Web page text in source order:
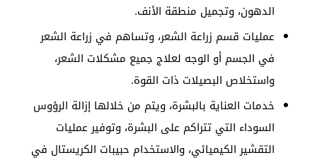
الدهون، وتجميل منطقة الأنف.
عمليات قسم زراعة الشعر، وتساهم في زراعة الشعر
في الجسم أو الوجه لعلاج جميع مشكلات الشعر،
واستخلاص البصيلات ذات القوة.
خدمات العناية بالبشرة، ويتم من خلالها إزالة الرؤوس
السوداء التي تتراكم على البشرة، وتوفير عمليات
التقشير الكيميائي، والاستخدام حبيبات الكريستال في